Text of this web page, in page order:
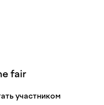
fair
участником